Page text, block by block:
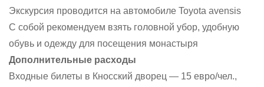
Экскурсия проводится на автомобиле Toyota avensis
С собой рекомендуем взять головной убор, удобную
обувь и одежду для посещения монастыря
Дополнительные расходы
Входные билеты в Кносский дворец — 15 евро/чел.,